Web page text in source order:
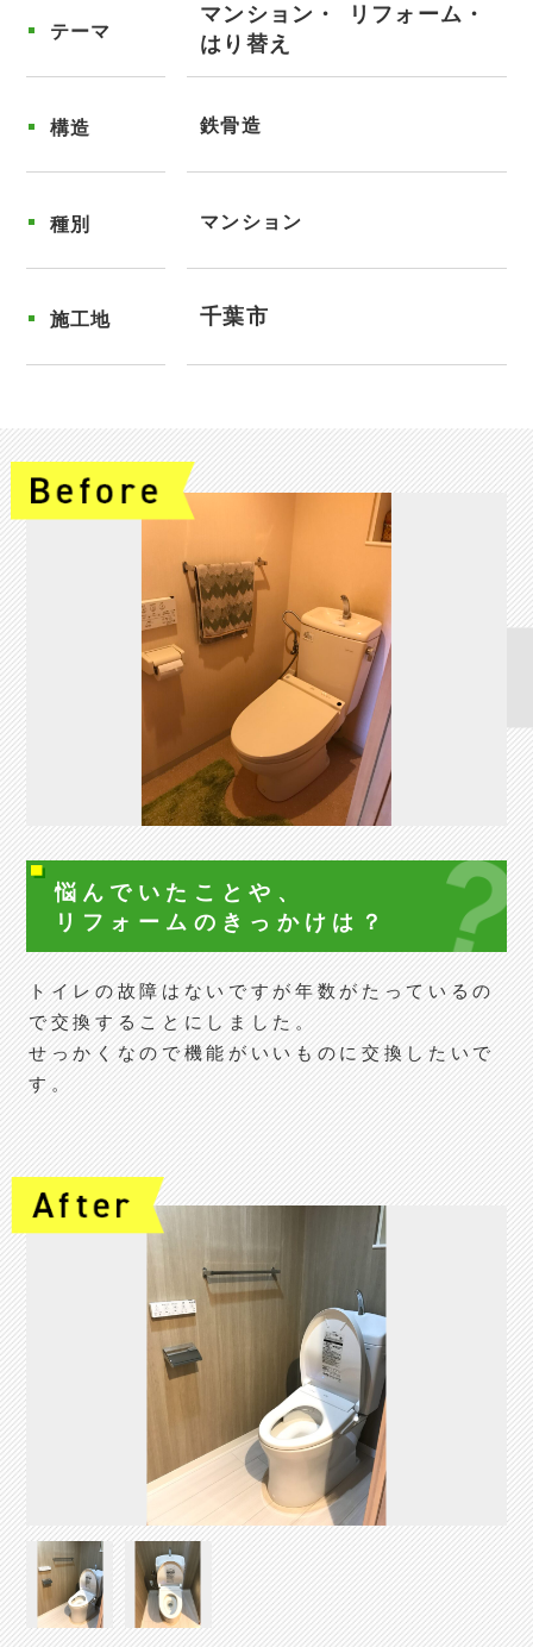
テーマ
マンション
リフォーム
はり替え
構造 鉄骨造
種別 マンション
施工地 千葉市
悩んでいたことや、
リフォームの きっかけは？
トイレの故障はないですが年数がたっているの
で交換することにしました。
せっかくなので機能がいいものに交換したいで
す。